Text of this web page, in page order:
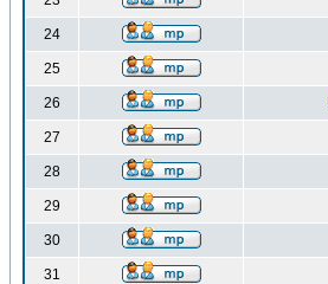
24
25
26
27
28
29
30
31